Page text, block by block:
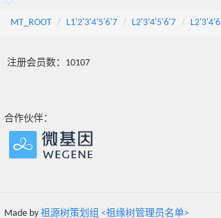
MT_ROOT L1'2'3'4'5'6'7 L2'3'4'5'6'7 L2'3'4'6
注册会员数：10107
合作伙伴：
Made by 祖源树策划组 <祖缘树管理员名单>